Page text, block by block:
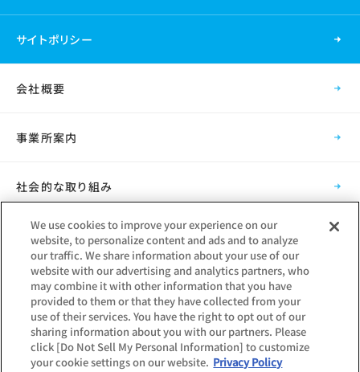
サイトポリシー
会社概要
事業所案内
社会的な取り組み
採用情報
グループ会社
We use cookies to improve your experience on our
website, to personalize content and ads and to analyze
our traffic. We share information about your use of our
website with our advertising and analytics partners, who
may combine it with other information that you have
provided to them or that they have collected from your
use of their services. You have the right to opt out of our
sharing information about you with our partners. Please
click [Do Not Sell My Personal Information] to customize
your cookie settings on our website. Privacy Policy